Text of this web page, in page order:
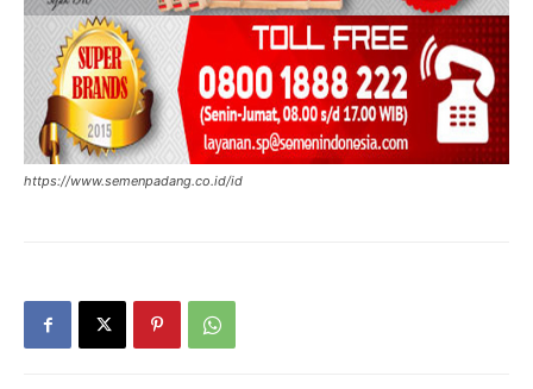
https://www.semenpadang.co.id/id